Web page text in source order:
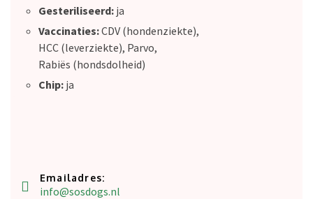
Gesteriliseerd: ja
Vaccinaties:CDV (hondenziekte),
HCC (leverziekte), Parvo,
Rabiës (hondsdolheid)
Chip: ja
Emailadres:
info@sosdogs.nl